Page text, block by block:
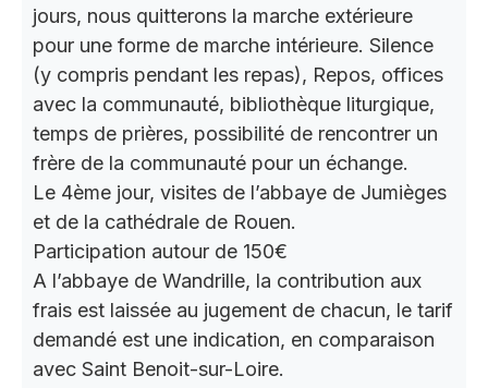
jours, nous quitterons la marche extérieure
pour une forme de marche intérieure. Silence
(y compris pendant les repas), Repos, offices
avec la communauté, bibliothèque liturgique,
temps de prières, possibilité de rencontrer un
frère de la communauté pour un échange.
Le 4ème jour, visites de l’abbaye de Jumièges
et de la cathédrale de Rouen.
Participation autour de 150€
A l’abbaye de Wandrille, la contribution aux
frais est laissée au jugement de chacun, le tarif
demandé est une indication, en comparaison
avec Saint Benoit-sur-Loire.